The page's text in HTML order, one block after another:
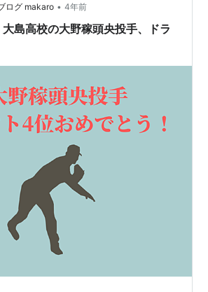
ログ makaro • 4年前
大島高校の大野稼頭央投手、ドラ